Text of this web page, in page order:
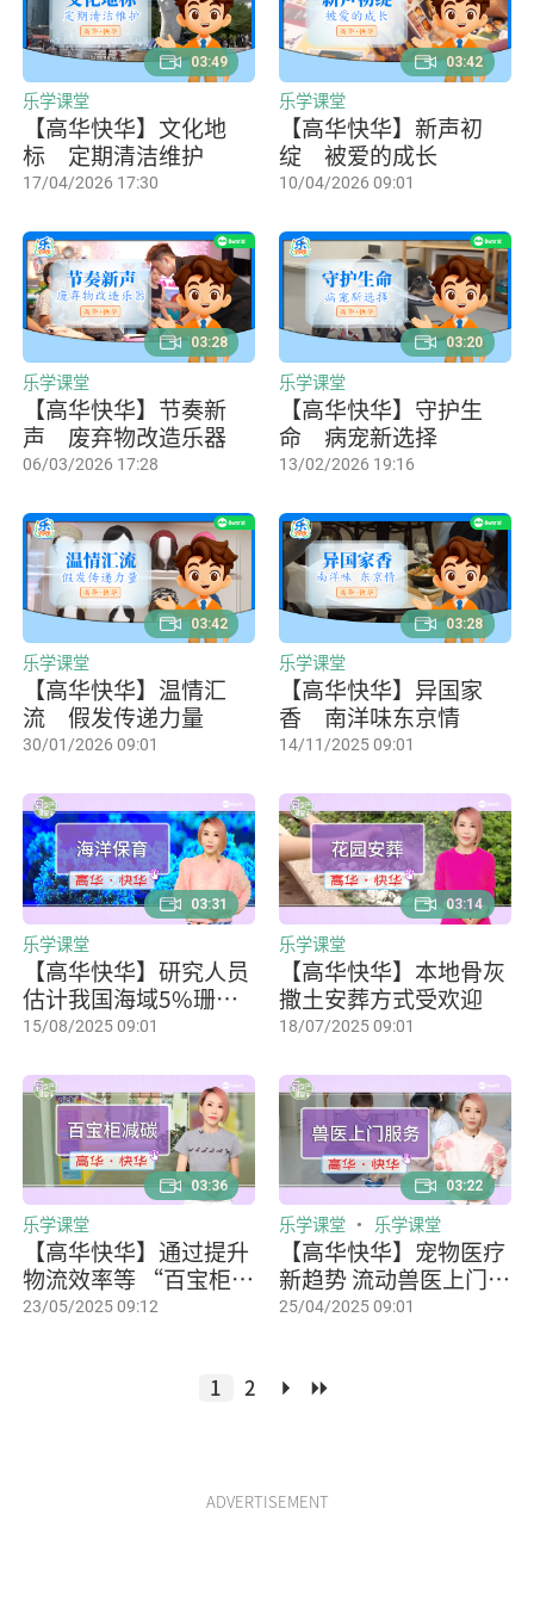
【高华快华】文化地
标 定期清洁维护
乐学课堂
17/04/2026 17:30
03:49
【高华快华】新声初
绽 被爱的成长
乐学课堂
10/04/2026 09:01
03:42
【高华快华】节奏新
声 废弃物改造乐器
乐学课堂
06/03/2026 17:28
03:28
【高华快华】守护生
命 病宠新选择
乐学课堂
13/02/2026 19:16
03:20
【高华快华】温情汇
流 假发传递力量
乐学课堂
30/01/2026 09:01
03:42
【高华快华】异国家
香 南洋味东京情
乐学课堂
14/11/2025 09:01
03:28
【高华快华】研究人员
估计我国海域5%珊瑚
已经死亡
乐学课堂
15/08/2025 09:01
03:31
【高华快华】本地骨灰
撒土安葬方式受欢迎
乐学课堂
18/07/2025 09:01
03:14
【高华快华】通过提升
物流效率等 “百宝柜”
过去12个月减吨二氧化
乐学课堂
23/05/2025 09:12
03:36
【高华快华】宠物医疗
新趋势 流动兽医上门服
务需求上升
乐学课堂 乐学课堂
25/04/2025 09:01
03:22
1 2
ADVERTISEMENT